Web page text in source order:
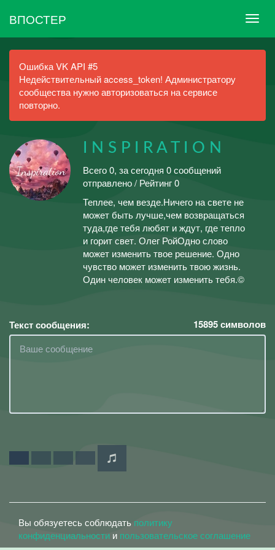
ВПОСТЕР
Ошибка VK API #5
Недействительный access_token! Администратору
сообщества нужно авторизоваться на сервисе
повторно.
I N S P I R A T I O N
Всего 0, за сегодня 0 сообщений
отправлено / Рейтинг 0
Теплее, чем везде.Ничего на свете не
может быть лучше,чем возвращаться
туда,где тебя любят и ждут, где тепло
и горит свет. Олег РойОдно слово
может изменить твое решение. Одно
чувство может изменить твою жизнь.
Один человек может изменить тебя.©
Текст сообщения: 15895символов
Вы обязуетесь соблюдать политику
конфиденциальности и пользовательское соглашение